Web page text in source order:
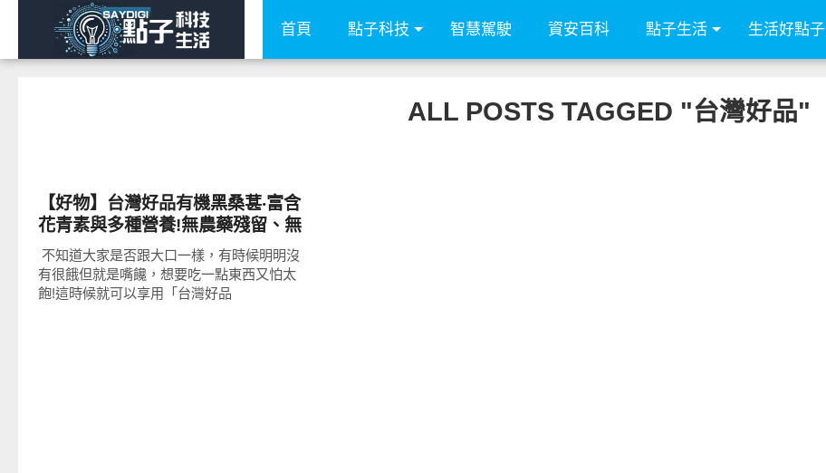
首頁 點子科技 智慧駕駛 資安百科 點子生活 生活好點子
ALL POSTS TAGGED "台灣好品"
【好物】台灣好品有機黑桑葚‧富含
花青素與多種營養!無農藥殘留、無
添加人工香料與防腐劑!吃法多元、
送禮自用兩相宜!
​ 不知道大家是否跟大口一樣，有時候明明沒
有很餓但就是嘴饞，想要吃一點東西又怕太
飽!這時候就可以享用「台灣好品